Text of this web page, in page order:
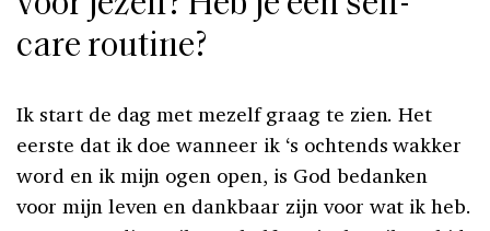
care routine?
Ik start de dag met mezelf graag te zien. Het
eerste dat ik doe wanneer ik ‘s ochtends wakker
word en ik mijn ogen open, is God bedanken
voor mijn leven en dankbaar zijn voor wat ik heb.